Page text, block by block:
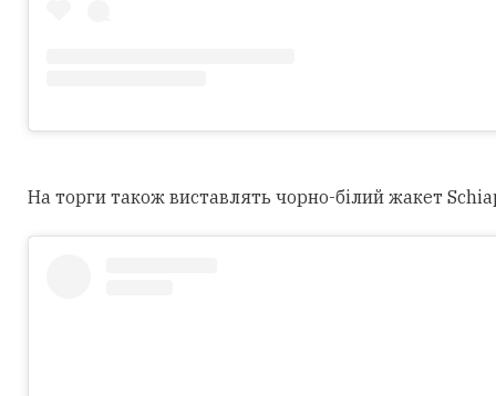
На торги також виставлять чорно-білий жакет